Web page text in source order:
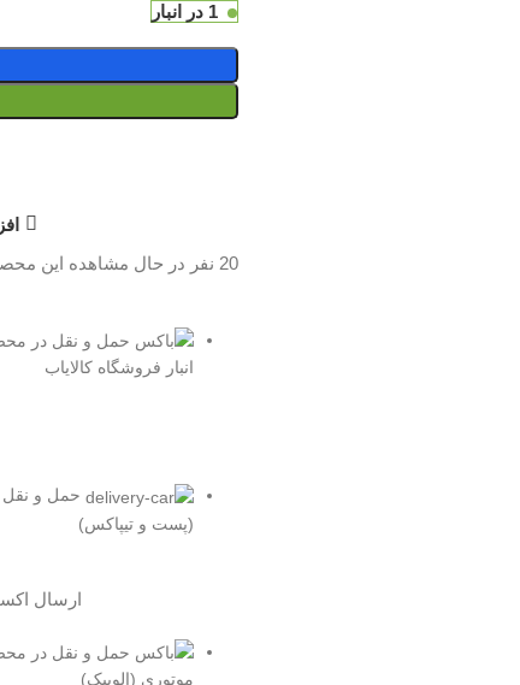
1 در انبار
20 نفر در حال مشاهده این
انبار فروشگاه کالایاب
حمل و نقل
(پست و تیپاکس)
ارسال
موتوری (الوپیک)